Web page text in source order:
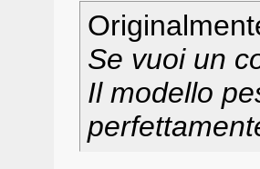
Se vuoi un
Il modello